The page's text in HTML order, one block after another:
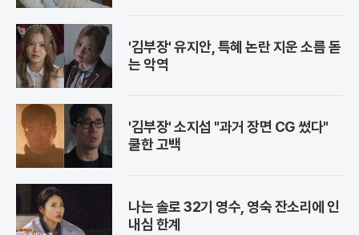
'김부장' 유지안, 특혜 논란 지운 소름 돋
는 악역
'김부장' 소지섭 "과거 장면 CG 썼다"
쿨한 고백
나는 솔로 32기 영수, 영숙 잔소리에 인
내심 한계